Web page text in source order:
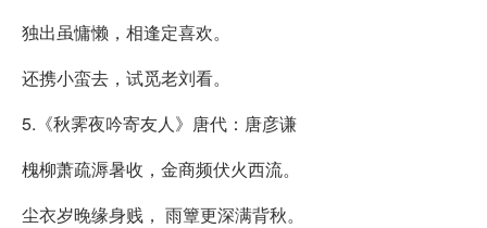
独出虽慵懒，相逢定喜欢。
还携小蛮去，试觅老刘看。
5.《秋霁夜吟寄友人》唐代：唐彦谦
槐柳萧疏溽暑收，金商频伏火西流。
尘衣岁晚缘身贱， 雨簟更深满背秋。